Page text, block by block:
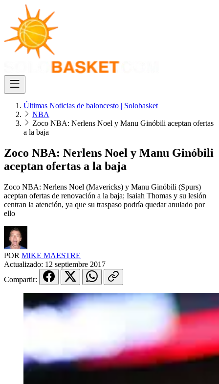
Últimas Noticias de baloncesto | Solobasket
NBA
Zoco NBA: Nerlens Noel y Manu Ginóbili aceptan ofertas
a la baja
Zoco NBA: Nerlens Noel y Manu Ginóbili
aceptan ofertas a la baja
Zoco NBA: Nerlens Noel (Mavericks) y Manu Ginóbili (Spurs)
aceptan ofertas de renovación a la baja; Isaiah Thomas y su lesión
centran la atención, ya que su traspaso podría quedar anulado por
ello
POR MIKE MAESTRE
Actualizado: 12 septiembre 2017
Compartir: